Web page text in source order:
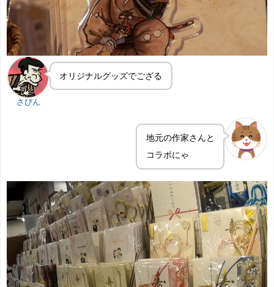
さびん
オリジナルグッズでござる
地元の作家さんと
コラボにゃ